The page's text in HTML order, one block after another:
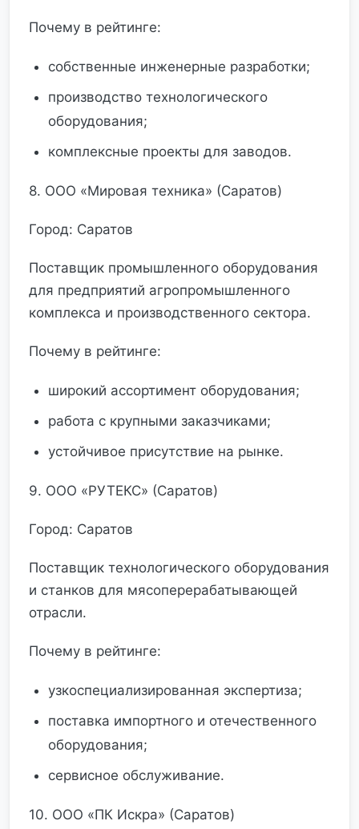
Почему в рейтинге:
собственные инженерные разработки;
производство технологического
оборудования;
комплексные проекты для заводов.
8. ООО «Мировая техника» (Саратов)
Город: Саратов
Поставщик промышленного оборудования
для предприятий агропромышленного
комплекса и производственного сектора.
Почему в рейтинге:
широкий ассортимент оборудования;
работа с крупными заказчиками;
устойчивое присутствие на рынке.
9. ООО «РУТЕКС» (Саратов)
Город: Саратов
Поставщик технологического оборудования
и станков для мясоперерабатывающей
отрасли.
Почему в рейтинге:
узкоспециализированная экспертиза;
поставка импортного и отечественного
оборудования;
сервисное обслуживание.
10. ООО «ПК Искра» (Саратов)